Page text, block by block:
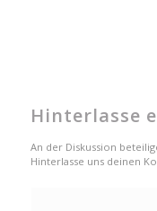
Hinterlasse
An der Diskussion
Hinterlasse uns deinen